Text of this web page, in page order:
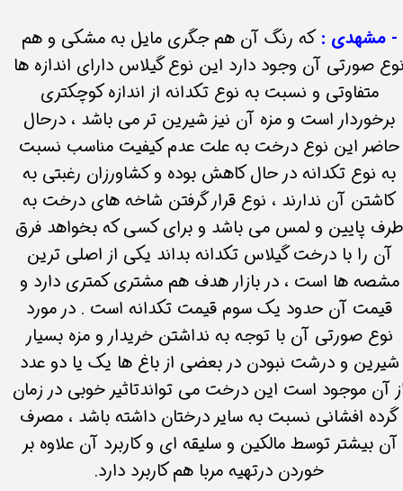
- مشهدی :که رنگ آن هم جگری مایل به مشکی و هم
صورتی آن وجود دارد این نوع گیلاس دارای اندازه ها
متفاوتی و نسبت به نوع تکدانه از اندازه کوچکتری
برخوردار است و مزه آن نیز شیرین تر می باشد ، درحال
حاضر این نوع درخت به علت عدم کیفیت مناسب نسبت
به نوع تکدانه در حال کاهش بوده و کشاورزان رغبتی به
کاشتن آن ندارند ، نوع قرار گرفتن شاخه های درخت به
طرف پایین و لمس می باشد و برای کسی که بخواهد فرق
آن را با درخت گیلاس تکدانه بداند یکی از اصلی ترین
مشصه ها است ، در بازار هدف هم مشتری کمتری دارد و
قیمت آن حدود یک سوم قیمت تکدانه است . در مورد
نوع صورتی آن با توجه به نداشتن خریدار و مزه بسیار
شیرین و درشت نبودن در بعضی از باغ ها یک یا دو عدد
آن موجود است این درخت می تواندتاثیر خوبی در زمان
گرده افشانی نسبت به سایر درختان داشته باشد ، مصرف
آن بیشتر توسط مالکین و سلیقه ای و کاربرد آن علاوه بر
خوردن درتهیه مربا هم کاربرد دارد.